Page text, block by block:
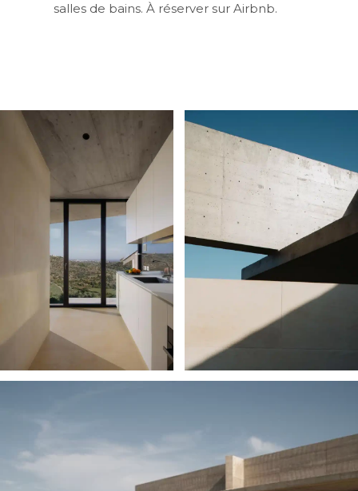
salles de bains. À réserver sur Airbnb.